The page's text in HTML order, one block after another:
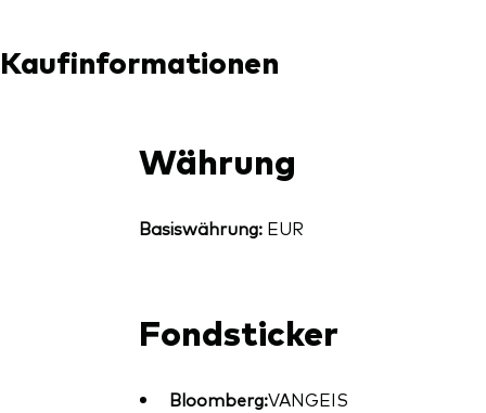
Kaufinformationen
Währung
Basiswährung:EUR
Fondsticker
Bloomberg:VANGEIS